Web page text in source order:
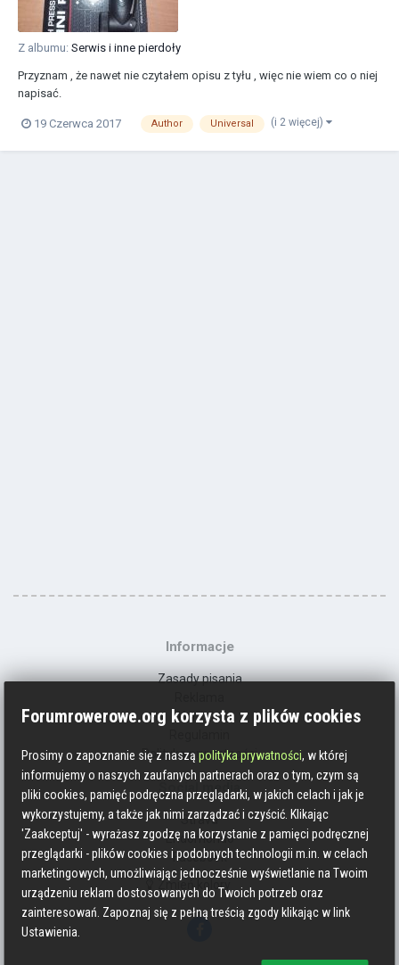
Z albumu: Serwis i inne pierdoły
Przyznam , że nawet nie czytałem opisu z tyłu , więc nie wiem co o niej
napisać.
19 Czerwca 2017 Author Universal (i 2 więcej)
Informacje
Zasady pisania
Kontakt
Polityka prywatności
Social media
Strava
Endomondo
Facebook
Zmień kolory
Forumrowerowe.org korzysta z plików cookies
Prosimy o zapoznanie się z nasząpolityka prywatności, w której
informujemy o naszych zaufanych partnerach oraz o tym, czym są
pliki cookies, pamięć podręczna przeglądarki, w jakich celach i jak je
wykorzystujemy, a także jak nimi zarządzać i czyścić. Klikając
'Zaakceptuj' - wyrażasz zgodzę na korzystanie z pamięci podręcznej
przeglądarki - plików cookies i podobnych technologii m.in. w celach
marketingowych, umożliwiając jednocześnie wyświetlanie na Twoim
urządzeniu reklam dostosowanych do Twoich potrzeb oraz
zainteresowań. Zapoznaj się z pełną treścią zgody klikając w link
Ustawienia.